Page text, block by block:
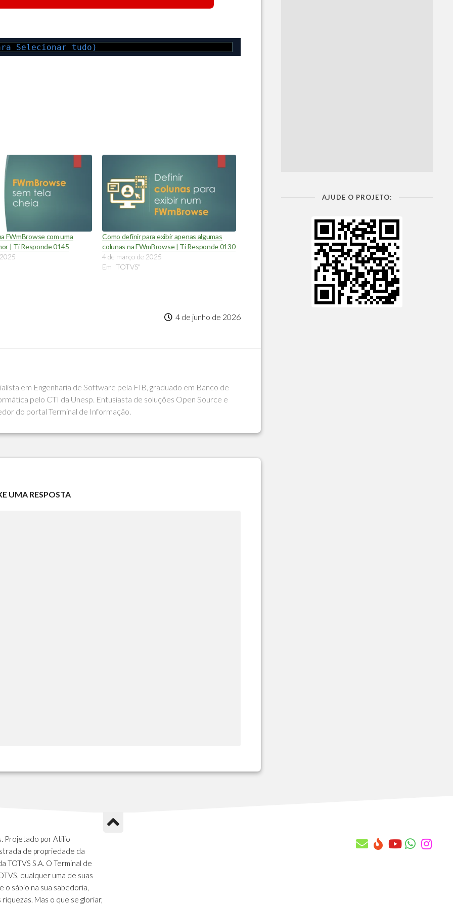
Selecionar tudo)
FWmBrowse com uma
| Ti Responde 0145
Como definir para exibir apenas algumas
colunas na FWmBrowse | Ti Responde 0130
4 de março de 2025
Em "TOTVS"
4 de junho de 2026
em Engenharia de Software pela FIB, graduado em Banco de
pelo CTI da Unesp. Entusiasta de soluções Open Source e
do portal Terminal de Informação.
UMA RESPOSTA
AJUDE O PROJETO:
Projetado por Atilio
de propriedade da
TOTVS S.A. O Terminal de
qualquer uma de suas
o sábio na sua sabedoria,
Mas o que se gloriar,